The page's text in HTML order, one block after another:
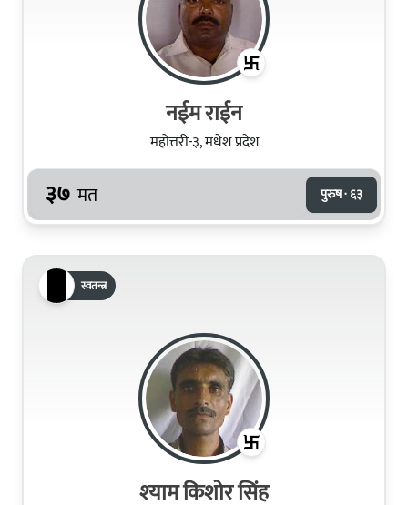
नईम राईन
महोत्तरी-३, मधेश प्रदेश
३७ मत पुरुष · ६३
स्वतन्त्र
श्‍याम किशोर सिंह